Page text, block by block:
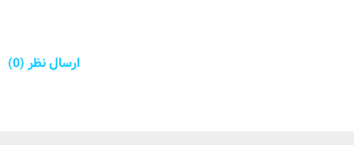
ارسال نظر (0)